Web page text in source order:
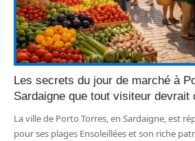
Les secrets du jour de marché à
Sardaigne que tout visiteur devrait
La ville de Porto Torres, en Sardaigne, est
pour ses plages Ensoleillées et son riche